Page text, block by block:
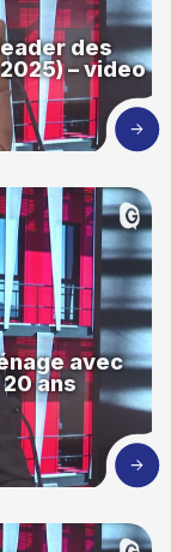
leader des
– video
avec
ans